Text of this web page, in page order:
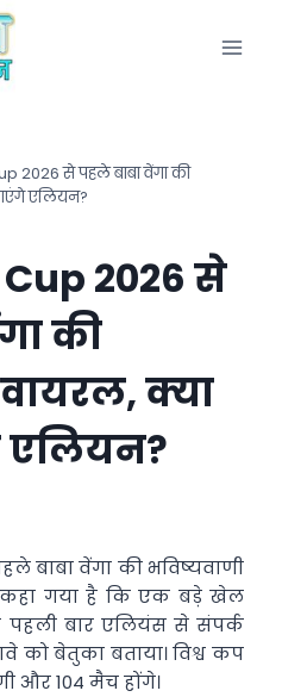
2026 से पहले बाबा वेंगा की
एलियन?
2026 से
की
क्या
बाबा वेंगा की भविष्यवाणी
कहा गया है कि एक बड़े खेल
बार एलियंस से संपर्क
को बेतुका बताया। विश्व कप
और 104 मैच होंगे।